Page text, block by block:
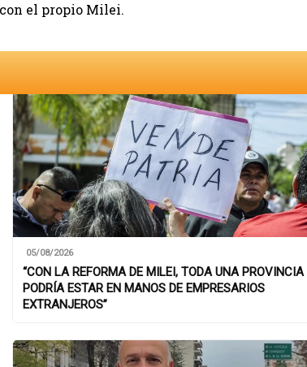
el propio Milei.
05/08/2026
“CON LA REFORMA DE MILEI, TODA UNA PROVINCIA
PODRÍA ESTAR EN MANOS DE EMPRESARIOS
EXTRANJEROS”